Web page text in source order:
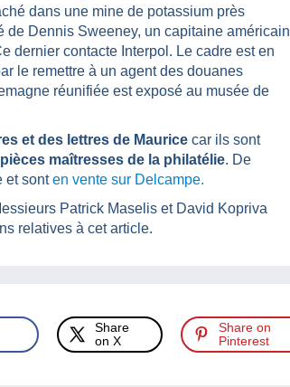
dans une mine de potassium près
de Dennis Sweeney, un capitaine américain
dernier contacte Interpol. Le cadre est en
le remettre à un agent des douanes
réunifiée est exposé au musée de
et des lettres de Maurice car ils sont
pièces maîtresses de la philatélie. De
et sonten vente sur Delcampe.
Patrick Maselis et David Kopriva
relatives à cet article.
Share
on X
Share on
Pinterest